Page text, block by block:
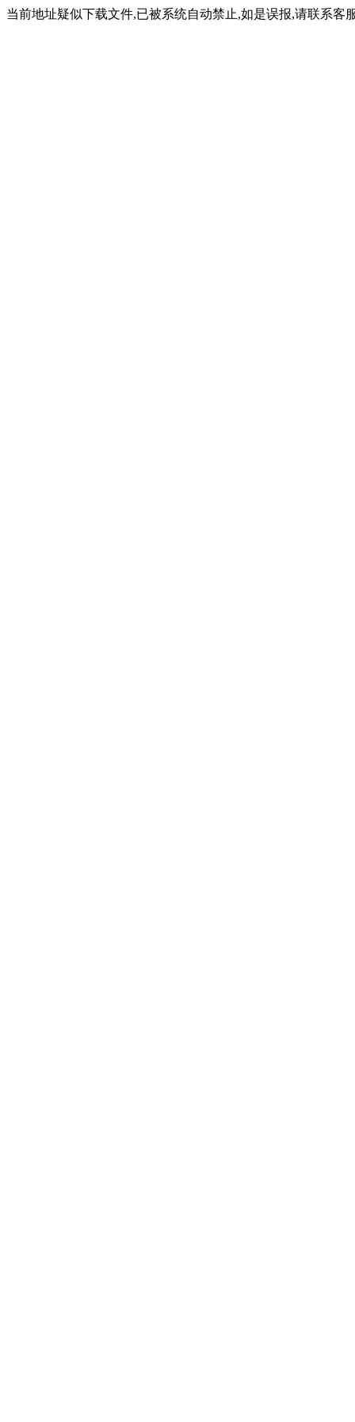
当前地址疑似下载文件,已被系统自动禁止,如是误报,请联系客